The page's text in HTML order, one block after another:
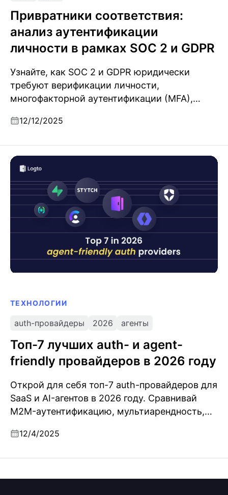
Привратники соответствия:
анализ аутентификации
личности в рамках SOC 2 и GDPR
Узнайте, как SOC 2 и GDPR юридически
требуют верификации личности,
многофакторной аутентификации (MFA),
аудита с прямыми ссылками на
12/12/2025
ТЕХНОЛОГИИ
auth-провайдеры 2026 агенты
Топ-7 лучших auth- и agent-
friendly провайдеров в 2026 году
Открой для себя топ-7 auth-провайдеров для
SaaS и AI-агентов в 2026 году. Сравнивай
M2M-аутентификацию, мультиарендность,
предприятий.
12/4/2025
Топ-7 лучших auth- и agent-friendly провайдеров в
2026 году